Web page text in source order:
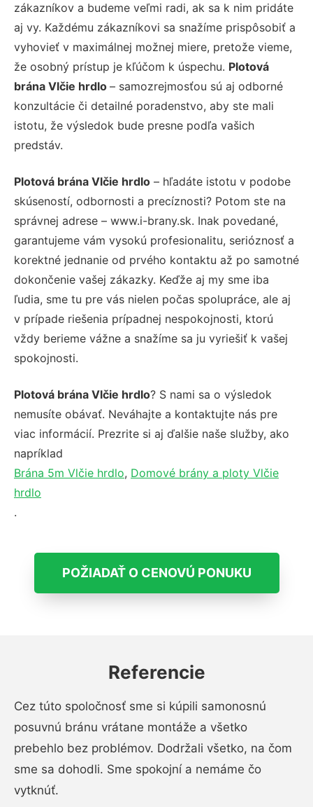
zákazníkov a budeme veľmi radi, ak sa k nim pridáte
aj vy. Každému zákazníkovi sa snažíme prispôsobiť a
vyhovieť v maximálnej možnej miere, pretože vieme,
že osobný prístup je kľúčom k úspechu. Plotová
brána Vlčie hrdlo – samozrejmosťou sú aj odborné
konzultácie či detailné poradenstvo, aby ste mali
istotu, že výsledok bude presne podľa vašich
predstáv.
Plotová brána Vlčie hrdlo – hľadáte istotu v podobe
skúseností, odbornosti a precíznosti? Potom ste na
správnej adrese – www.i-brany.sk. Inak povedané,
garantujeme vám vysokú profesionalitu, serióznosť a
korektné jednanie od prvého kontaktu až po samotné
dokončenie vašej zákazky. Keďže aj my sme iba
ľudia, sme tu pre vás nielen počas spolupráce, ale aj
v prípade riešenia prípadnej nespokojnosti, ktorú
vždy berieme vážne a snažíme sa ju vyriešiť k vašej
spokojnosti.
Plotová brána Vlčie hrdlo? S nami sa o výsledok
nemusíte obávať. Neváhajte a kontaktujte nás pre
viac informácií. Prezrite si aj ďalšie naše služby, ako
napríklad
Brána 5m Vlčie hrdlo, Domové brány a ploty Vlčie
hrdlo
.
POŽIADAŤ O CENOVÚ PONUKU
Referencie
Cez túto spoločnosť sme si kúpili samonosnú
posuvnú bránu vrátane montáže a všetko
prebehlo bez problémov. Dodržali všetko, na čom
sme sa dohodli. Sme spokojní a nemáme čo
vytknúť.